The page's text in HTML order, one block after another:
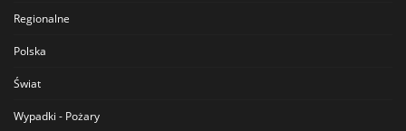
Regionalne
Polska
Świat
Wypadki - Pożary